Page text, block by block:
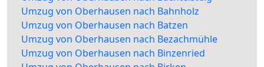
Umzug von Oberhausen nach Bahnholz
Umzug von Oberhausen nach Batzen
Umzug von Oberhausen nach Bezachmühle
Umzug von Oberhausen nach Binzenried